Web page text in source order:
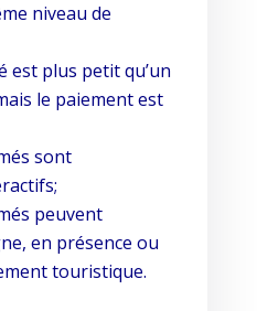
niveau de
est plus petit qu’un
le paiement est
sont
peuvent
en présence ou
touristique.